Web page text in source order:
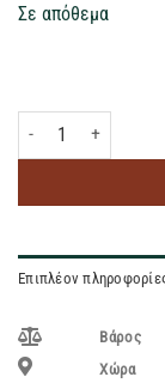
Σε απόθεμα
ΜΩΡΑΪΤΙΚΑ
Επιπλέον
Βάρος
Χώρα